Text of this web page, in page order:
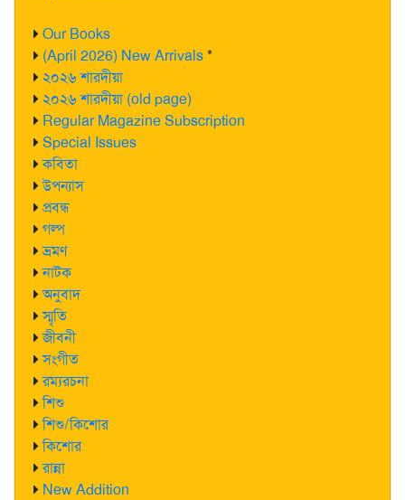
Our Books
(April 2026) New Arrivals*
২০২৬ শারদীয়া
২০২৬ শারদীয়া (old page)
Regular Magazine Subscription
Special Issues
কবিতা
উপন্যাস
প্রবন্ধ
গল্প
ভ্রমণ
নাটক
অনুবাদ
স্মৃতি
জীবনী
সংগীত
রম্যরচনা
শিশু
শিশু/কিশোর
কিশোর
রান্না
New Addition